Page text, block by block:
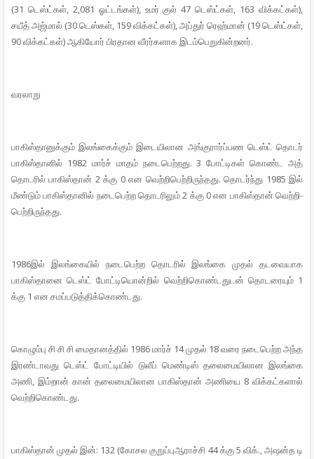
(31 டெஸ்ட்கள், 2,081 ஓட்­டங்கள்), உமர் குல் 47 டெஸ்ட்கள், 163 விக்­கட்கள்),
சயீத் அஜ்மால் (30 டெஸ்கள், 159 விக்­கட்கள்), அப்துர் ரெஹ்மான் (19 டெஸ்ட்கள்,
90 விக்­கட்கள்) ஆகியோர் பிர­தான வீரர்­க­ளாக இடம்­பெ­று­கின்­றனர்.
வர­லாறு
பாகிஸ்­தா­னுக்கும் இலங்­கைக்கும் இடை­யி­லான அங்­கு­ரார்ப்­பண டெஸ்ட் தொடர்
பாகிஸ்­தானில் 1982 மார்ச் மாதம் நடை­பெற்­றது. 3 போட்­டிகள் கொண்ட அத்
தொடரில் பாகிஸ்தான் 2 க்கு 0 என வெற்­றி­பெற்­றி­ருந்­தது. தொடர்ந்து 1985 இல்
மீண்டும் பாகிஸ்­தானில் நடை­பெற்ற தொட­ரிலும் 2 க்கு 0 என பாகிஸ்தான் வெற்­றி­
பெற்­றி­ருந்­தது.
1986இல் இலங்­கையில் நடை­பெற்ற தொடரில் இலங்கை முதல் தட­வை­யாக
பாகிஸ்­தானை டெஸ்ட் போட்­டியொன்றில் வெற்­றி­கொண்­ட­துடன் தொட­ரையும் 1
க்கு 1 என சமப்­ப­டுத்­திக்­கொண்­டது.
கொழும்பு சி சி சி மைதா­னத்தில் 1986 மார்ச் 14 முதல் 18 வரை நடை­பெற்ற அந்­த
இரண்­டா­வது டெஸ்ட் போட்­டியில் டுலீப் மெண்டிஸ் தலை­மை­யி­லான இலங்கை
அணி, இம்றான் கான் தலை­மை­யி­லான பாகிஸ்தான் அணியை 8 விக்­கட்­களால்
வெற்றி­கொண்­டது.
பாகிஸ்தான் முதல் இன்: 132 (கோசல குறுப்­பு­ஆ­ராச்சி 44 க்கு 5 விக்., அஷன்த டி